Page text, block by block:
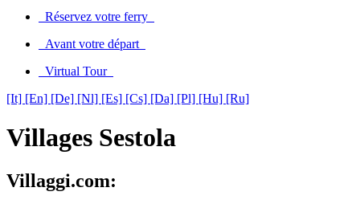
Réservez votre ferry
Avant votre départ
Virtual Tour
[It] [En] [De] [Nl] [Es] [Cs] [Da] [Pl] [Hu] [Ru]
Villages Sestola
Villaggi.com: